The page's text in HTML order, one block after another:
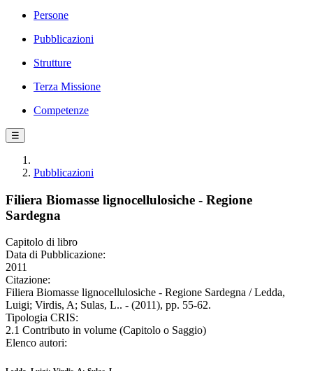
Persone
Pubblicazioni
Strutture
Terza Missione
Competenze
☰
Pubblicazioni
Filiera Biomasse lignocellulosiche - Regione
Sardegna
Capitolo di libro
Data di Pubblicazione:
2011
Citazione:
Filiera Biomasse lignocellulosiche - Regione Sardegna / Ledda,
Luigi; Virdis, A; Sulas, L.. - (2011), pp. 55-62.
Tipologia CRIS:
2.1 Contributo in volume (Capitolo o Saggio)
Elenco autori: